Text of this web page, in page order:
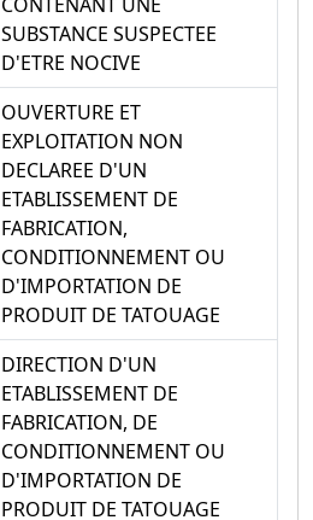
SUBSTANCE SUSPECTEE
D'ETRE NOCIVE
OUVERTURE ET
EXPLOITATION NON
DECLAREE D'UN
ETABLISSEMENT DE
FABRICATION,
CONDITIONNEMENT OU
D'IMPORTATION DE
PRODUIT DE TATOUAGE
DIRECTION D'UN
ETABLISSEMENT DE
FABRICATION, DE
CONDITIONNEMENT OU
D'IMPORTATION DE
PRODUIT DE TATOUAGE